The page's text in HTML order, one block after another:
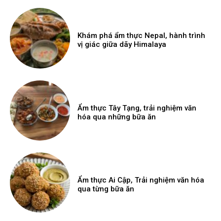
Khám phá ẩm thực Nepal, hành trình
vị giác giữa dãy Himalaya
Ẩm thực Tây Tạng, trải nghiệm văn
hóa qua những bữa ăn
Ẩm thực Ai Cập, Trải nghiệm văn hóa
qua từng bữa ăn